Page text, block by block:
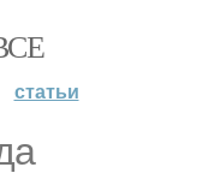
статьи